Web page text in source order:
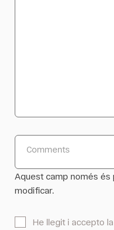
Comments
Aquest camp només és
modificar.
He llegit i accepto la